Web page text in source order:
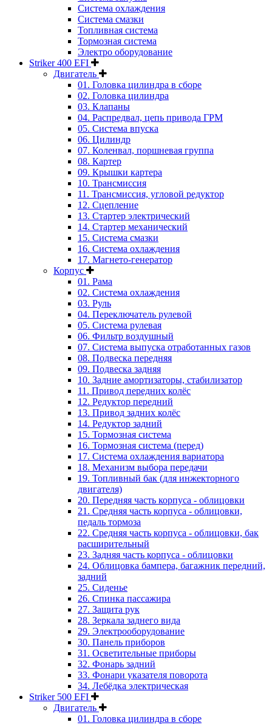
Система охлаждения
Система смазки
Топливная система
Тормозная система
Электро оборудование
Striker 400 EFI
Двигатель
01. Головка цилиндра в сборе
02. Головка цилиндра
03. Клапаны
04. Распредвал, цепь привода ГРМ
05. Система впуска
06. Цилиндр
07. Коленвал, поршневая группа
08. Картер
09. Крышки картера
10. Трансмиссия
11. Трансмиссия, угловой редуктор
12. Сцепление
13. Стартер электрический
14. Стартер механический
15. Система смазки
16. Система охлаждения
17. Магнето-генератор
Корпус
01. Рама
02. Система охлаждения
03. Руль
04. Переключатель рулевой
05. Система рулевая
06. Фильтр воздушный
07. Система выпуска отработанных газов
08. Подвеска передняя
09. Подвеска задняя
10. Задние амортизаторы, стабилизатор
11. Привод передних колёс
12. Редуктор передний
13. Привод задних колёс
14. Редуктор задний
15. Тормозная система
16. Тормозная система (перед)
17. Система охлаждения вариатора
18. Механизм выбора передачи
19. Топливный бак (для инжекторного
двигателя)
20. Передняя часть корпуса - облицовки
21. Средняя часть корпуса - облицовки,
педаль тормоза
22. Средняя часть корпуса - облицовки, бак
расширительный
23. Задняя часть корпуса - облицовки
24. Облицовка бампера, багажник передний,
задний
25. Сиденье
26. Спинка пассажира
27. Защита рук
28. Зеркала заднего вида
29. Электрооборудование
30. Панель приборов
31. Oсветительные приборы
32. Фонарь задний
33. Фонари указателя поворота
34. Лебёдка электрическая
Striker 500 EFI
Двигатель
01. Головка цилиндра в сборе